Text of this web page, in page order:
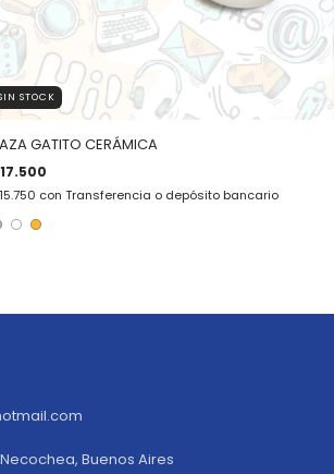
STOCK
GATITO CERÁMICA
con Transferencia o depósito bancario
Necochea, Buenos Aires